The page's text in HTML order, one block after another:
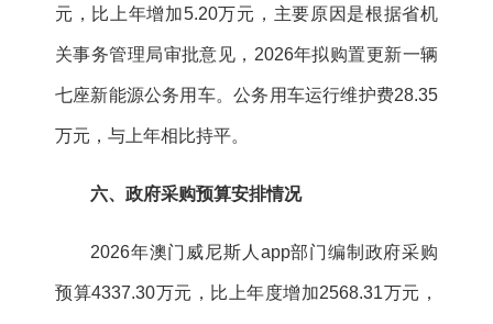
元，比上年增加5.20万元，主要原因是根据省机
关事务管理局审批意见，2026年拟购置更新一辆
七座新能源公务用车。公务用车运行维护费28.35
万元，与上年相比持平。
六、政府采购预算安排情况
2026年澳门威尼斯人app部门编制政府采购
预算4337.30万元，比上年度增加2568.31万元，